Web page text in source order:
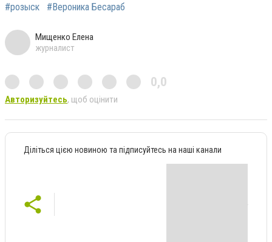
#розыск #Вероника Бесараб
Мищенко Елена
журналист
0,0
Авторизуйтесь, щоб оцінити
Діліться цією новиною та підписуйтесь на наші канали